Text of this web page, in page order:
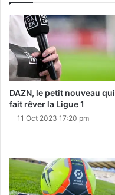
DAZN, le petit nouveau qui
fait rêver la Ligue 1
11 Oct 2023 17:20 pm